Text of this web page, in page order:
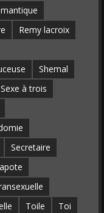
Remy lacroix
Shemal
Sexe à trois
Secretaire
Toile
Toi